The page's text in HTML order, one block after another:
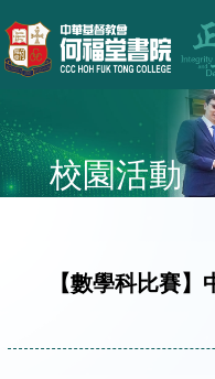
校園活動
【數學科比賽